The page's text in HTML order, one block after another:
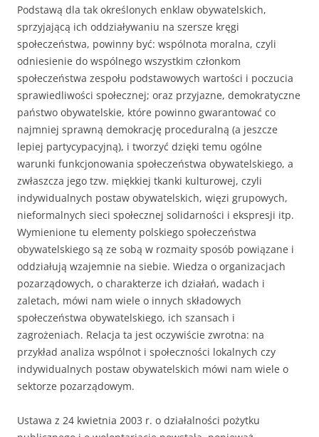
Podstawą dla tak określonych enklaw obywatelskich,
sprzyjającą ich oddziaływaniu na szersze kręgi
społeczeństwa, powinny być: wspólnota moralna, czyli
odniesienie do wspólnego wszystkim członkom
społeczeństwa zespołu podstawowych wartości i poczucia
sprawiedliwości społecznej; oraz przyjazne, demokratycz­ne
państwo obywatelskie, które powinno gwarantować co
najmniej sprawną demokrację proceduralną (a jeszcze
lepiej partycypacyjną), i tworzyć dzięki temu ogólne
warunki funkcjonowania społeczeństwa obywatelskiego, a
zwłaszcza jego tzw. miękkiej tkanki kulturowej, czyli
indywidualnych po­staw obywatelskich, więzi grupowych,
nieformalnych sieci społecznej solidar­ności i ekspresji itp.
Wymienione tu elementy polskiego społeczeństwa
obywatelskiego są ze sobą w rozmaity sposób powiązane i
oddziałują wzajemnie na siebie. Wiedza o organizacjach
pozarządowych, o charakterze ich działań, wadach i
zaletach, mówi nam wiele o innych składowych
społeczeństwa obywatelskiego, ich szansach i
zagrożeniach. Relacja ta jest oczywiście zwrotna: na
przykład anali­za wspólnot i społeczności lokalnych czy
indywidualnych postaw obywatel­skich mówi nam wiele o
sektorze pozarządowym.
Ustawa z 24 kwietnia 2003 r. o działalności pożytku